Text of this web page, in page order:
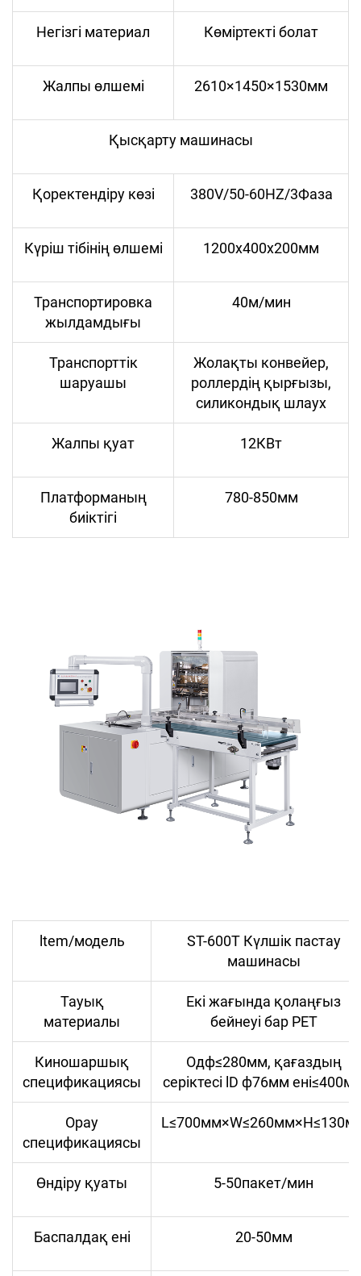
Негізгі материал Көміртекті болат
Жалпы өлшемі 2610×1450×1530мм
Қысқарту машинасы
Қоректендіру көзі 380V/50-60HZ/3Фаза
Күріш тібінің өлшемі 1200x400x200мм
Транспортировка
жылдамдығы
40м/мин
Транспорттік
шаруашы
Жолақты конвейер,
роллердің қырғызы,
силикондық шлаух
Жалпы қуат 12КВт
Платформаның
биіктігі
780-850мм
ltem/модель
ST-600T Күлшік пастау
машинасы
Тауық
материалы
Екі жағында қолаңғыз
бейнеуі бар PET
Киношаршық
спецификациясы
Одф≤280мм, қағаздың
серіктесі lD ф76мм
Орау
спецификациясы
Өндіру қуаты 5-50пакет/мин
Баспалдақ ені 20-50мм